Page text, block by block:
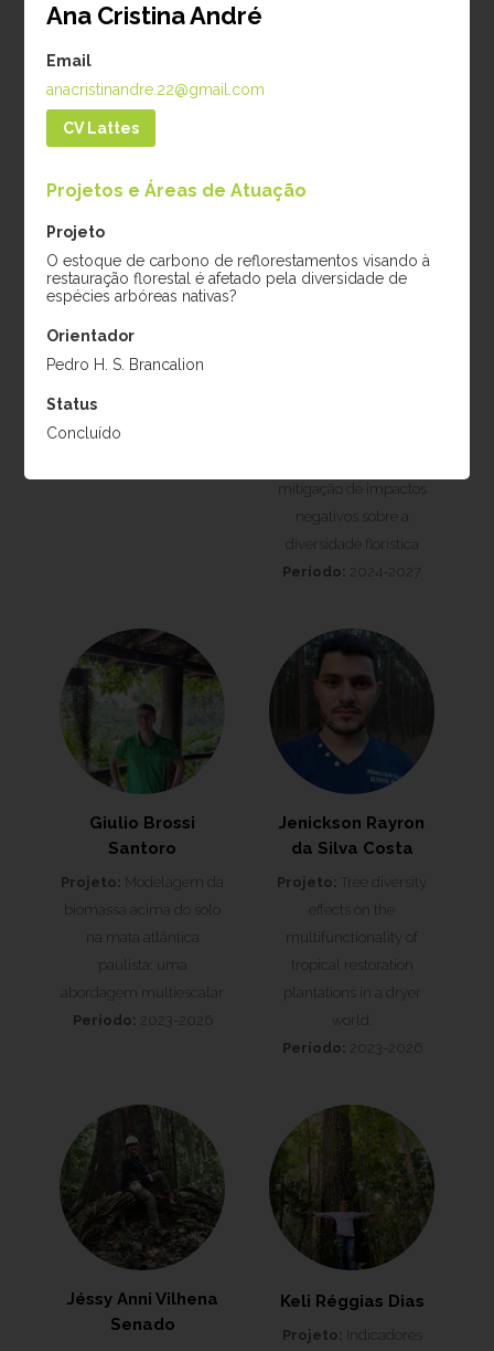
Ana Cristina André
Email
anacristinandre.22@gmail.com
CV Lattes
Projetos e Áreas de Atuação
Projeto
O estoque de carbono de reflorestamentos visando à
restauração florestal é afetado pela diversidade de
espécies arbóreas nativas?
Orientador
Pedro H. S. Brancalion
Status
Concluído
Amanda Marsh
restauração da Mata
Atlântica
mitigação de impactos
negativos sobre a
diversidade florística
Período: 2024-2027
Giulio Brossi
Santoro
Projeto: Modelagem da
biomassa acima do solo
na mata atlântica
paulista: uma
abordagem multiescalar
Período: 2023-2026
Jenickson Rayron
da Silva Costa
Projeto: Tree diversity
effects on the
multifunctionality of
tropical restoration
plantations in a dryer
world.
Período: 2023-2026
Jéssy Anni Vilhena
Senado
Keli Réggias Dias
Projeto: Indicadores